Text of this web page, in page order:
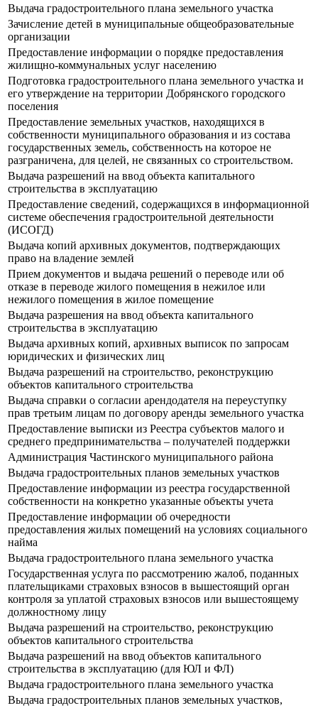
Выдача градостроительного плана земельного участка
Зачисление детей в муниципальные общеобразовательные
организации
Предоставление информации о порядке предоставления
жилищно-коммунальных услуг населению
Подготовка градостроительного плана земельного участка и
его утверждение на территории Добрянского городского
поселения
Предоставление земельных участков, находящихся в
собственности муниципального образования и из состава
государственных земель, собственность на которое не
разграничена, для целей, не связанных со строительством.
Выдача разрешений на ввод объекта капитального
строительства в эксплуатацию
Предоставление сведений, содержащихся в информационной
системе обеспечения градостроительной деятельности
(ИСОГД)
Выдача копий архивных документов, подтверждающих
право на владение землей
Прием документов и выдача решений о переводе или об
отказе в переводе жилого помещения в нежилое или
нежилого помещения в жилое помещение
Выдача разрешения на ввод объекта капитального
строительства в эксплуатацию
Выдача архивных копий, архивных выписок по запросам
юридических и физических лиц
Выдача разрешений на строительство, реконструкцию
объектов капитального строительства
Выдача справки о согласии арендодателя на переуступку
прав третьим лицам по договору аренды земельного участка
Предоставление выписки из Реестра субъектов малого и
среднего предпринимательства – получателей поддержки
Администрация Частинского муниципального района
Выдача градостроительных планов земельных участков
Предоставление информации из реестра государственной
собственности на конкретно указанные объекты учета
Предоставление информации об очередности
предоставления жилых помещений на условиях социального
найма
Выдача градостроительного плана земельного участка
Государственная услуга по рассмотрению жалоб, поданных
плательщиками страховых взносов в вышестоящий орган
контроля за уплатой страховых взносов или вышестоящему
должностному лицу
Выдача разрешений на строительство, реконструкцию
объектов капитального строительства
Выдача разрешений на ввод объектов капитального
строительства в эксплуатацию (для ЮЛ и ФЛ)
Выдача градостроительного плана земельного участка
Выдача градостроительных планов земельных участков,